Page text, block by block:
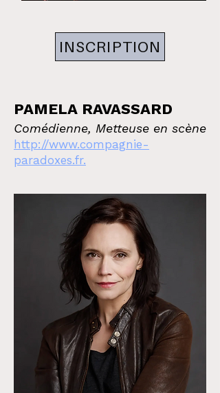
INSCRIPTION
PAMELA RAVASSARD
Comédienne, Metteuse en scène
http://www.compagnie-
paradoxes.fr.